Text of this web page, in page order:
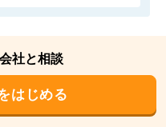
社と相談
はじめる